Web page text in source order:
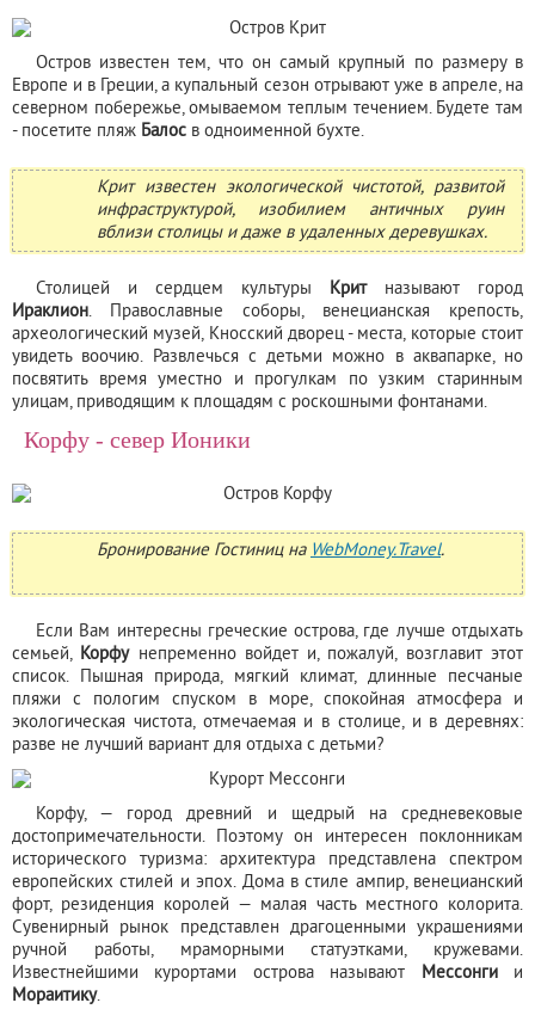
Остров известен тем, что он самый крупный по размеру в
Европе и в Греции, а купальный сезон отрывают уже в апреле, на
северном побережье, омываемом теплым течением. Будете там
- посетите пляж Балос в одноименной бухте.
Крит известен экологической чистотой, развитой
инфраструктурой, изобилием античных руин
вблизи столицы и даже в удаленных деревушках.
Столицей и сердцем культуры Критназывают город
Ираклион. Православные соборы, венецианская крепость,
археологический музей, Кносский дворец - места, которые стоит
увидеть воочию. Развлечься с детьми можно в аквапарке, но
посвятить время уместно и прогулкам по узким старинным
улицам, приводящим к площадям с роскошными фонтанами.
Корфу - север Ионики
Бронирование Гостиниц наWebMoney.Travel.
Если Вам интересны греческие острова, где лучше отдыхать
семьей, Корфунепременно войдет и, пожалуй, возглавит этот
список. Пышная природа, мягкий климат, длинные песчаные
пляжи с пологим спуском в море, спокойная атмосфера и
экологическая чистота, отмечаемая и в столице, и в деревнях:
разве не лучший вариант для отдыха с детьми?
Корфу, — город древний и щедрый на средневековые
достопримечательности. Поэтому он интересен поклонникам
исторического туризма: архитектура представлена спектром
европейских стилей и эпох. Дома в стиле ампир, венецианский
форт, резиденция королей — малая часть местного колорита.
Сувенирный рынок представлен драгоценными украшениями
ручной работы, мраморными статуэтками, кружевами.
Известнейшими курортами острова называют Мессонгии
Мораитику.